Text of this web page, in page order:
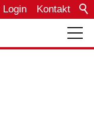
Kontakt
Login